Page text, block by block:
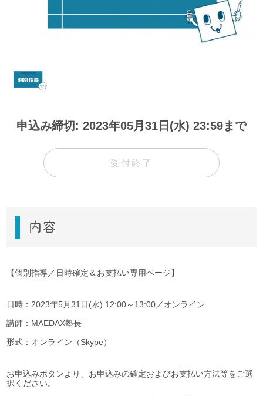
申込み締切: 2023年05月31日(水) 23:59まで
受付終了
内容
【個別指導／日時確定＆お支払い専用ページ】
日時：2023年5月31日(水) 12:00～13:00／オンライン
講師：MAEDAX塾長
形式：オンライン（Skype）
お申込みボタンより、お申込みの確定およびお支払い方法等をご選
択ください。